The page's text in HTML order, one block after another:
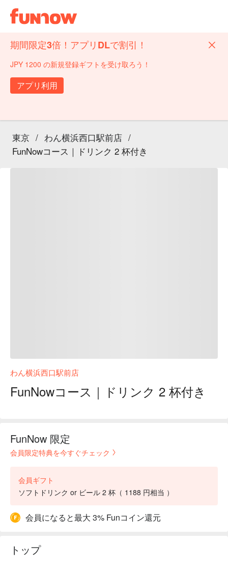
期間限定3倍！アプリDLで割引！
JPY 1200 の新規登録ギフトを受け取ろう！
アプリ利用
東京 / わん横浜西口駅前店 /
FunNowコース｜ドリンク 2 杯付き
わん横浜西口駅前店
FunNowコース｜ドリンク 2 杯付き
FunNow 限定
会員限定特典を今すぐチェック
会員ギフト
ソフトドリンク or ビール 2 杯（ 1188 円相当 ）
会員になると最大 3% Funコイン還元
トップ